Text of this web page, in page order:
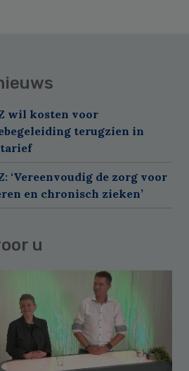
wil kosten voor
terugzien in
‘Vereenvoudig de zorg voor
en chronisch zieken’
u